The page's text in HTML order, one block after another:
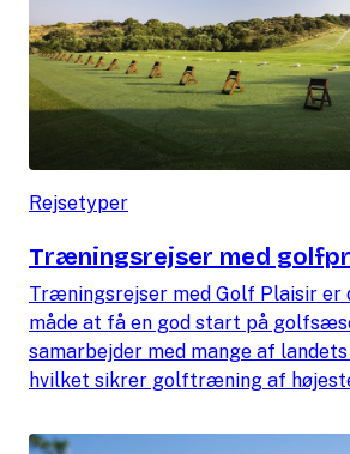
Rejsetyper
Træningsrejser med
Træningsrejser med Golf Plaisir er
måde at få en god start på
samarbejder med mange af
hvilket sikrer golftræning af